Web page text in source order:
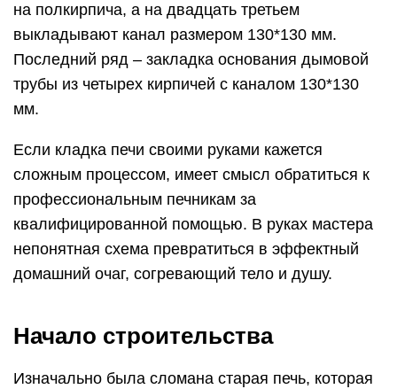
на полкирпича, а на двадцать третьем
выкладывают канал размером 130*130 мм.
Последний ряд – закладка основания дымовой
трубы из четырех кирпичей с каналом 130*130
мм.
Если кладка печи своими руками кажется
сложным процессом, имеет смысл обратиться к
профессиональным печникам за
квалифицированной помощью. В руках мастера
непонятная схема превратиться в эффектный
домашний очаг, согревающий тело и душу.
Начало строительства
Изначально была сломана старая печь, которая